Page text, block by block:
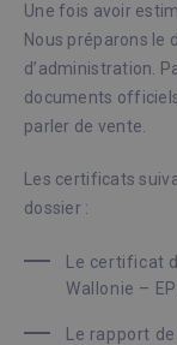
Une fois avoir
Nous préparons le
d’administration.
documents
parler de vente.
Les certificats
dossier :
Le certificat
Wallonie –
Le rapport